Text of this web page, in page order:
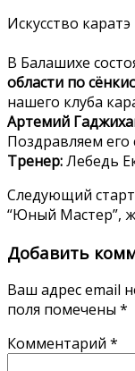
Искусство каратэ
В Балашихе
области по
нашего клуба
Артемий
Поздравляем
Тренер:Лебедь
Следующий
“Юный Мастер”,
Добавить
Ваш адрес email
поля помечены *
Комментарий *